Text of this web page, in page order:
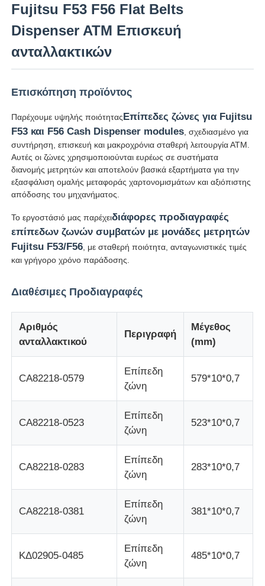
Προϊόντα
Γύρος εργοστασίων
Ποιοτικός έλεγχος
Όλες οι περιπτώσεις
Fujitsu F53 F56 Flat Belts
Dispenser ATM Επισκευή
ανταλλακτικών
Επισκόπηση προϊόντος
Παρέχουμε υψηλής ποιότηταςΕπίπεδες ζώνες για Fujitsu
F53 και F56 Cash Dispenser modules , σχεδιασμένο για
συντήρηση, επισκευή και μακροχρόνια σταθερή λειτουργία ΑΤΜ.
Αυτές οι ζώνες χρησιμοποιούνται ευρέως σε συστήματα
διανομής μετρητών και αποτελούν βασικά εξαρτήματα για την
εξασφάλιση ομαλής μεταφοράς χαρτονομισμάτων και αξιόπιστης
απόδοσης του μηχανήματος.
Το εργοστάσιό μας παρέχειδιάφορες προδιαγραφές
επίπεδων ζωνών συμβατών με μονάδες μετρητών
Fujitsu F53/F56 , με σταθερή ποιότητα, ανταγωνιστικές τιμές
και γρήγορο χρόνο παράδοσης.
Διαθέσιμες Προδιαγραφές
Αριθμός
ανταλλακτικού
Περιγραφή
Μέγεθος
(mm)
CA82218-0579
Επίπεδη
ζώνη
579*10*0,7
CA82218-0523
Επίπεδη
ζώνη
523*10*0,7
CA82218-0283
Επίπεδη
ζώνη
283*10*0,7
CA82218-0381
Επίπεδη
ζώνη
381*10*0,7
ΚΔ02905-0485
Επίπεδη
ζώνη
485*10*0,7